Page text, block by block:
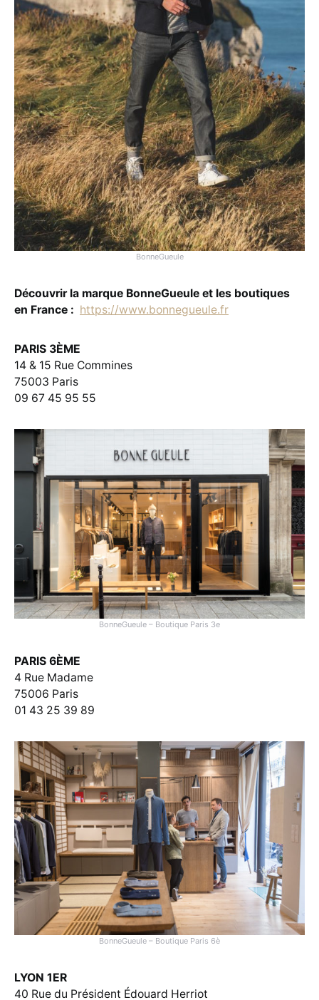
BonneGueule
Découvrir la marque BonneGueule et les boutiques
en France : https://www.bonnegueule.fr
PARIS 3ÈME
14 & 15 Rue Commines
75003 Paris
09 67 45 95 55
BonneGueule – Boutique Paris 3e
PARIS 6ÈME
4 Rue Madame
75006 Paris
01 43 25 39 89
BonneGueule – Boutique Paris 6è
LYON 1ER
40 Rue du Président Édouard Herriot